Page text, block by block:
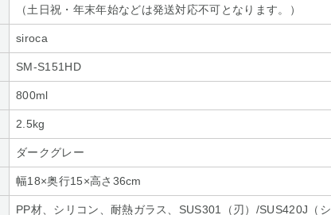
（土日祝・年末年始などは発送対応不可となります。）
siroca
SM-S151HD
800ml
2.5kg
ダークグレー
幅18×奥行15×高さ36cm
PP材、シリコン、耐熱ガラス、SUS301（刃）/SUS420J（シ